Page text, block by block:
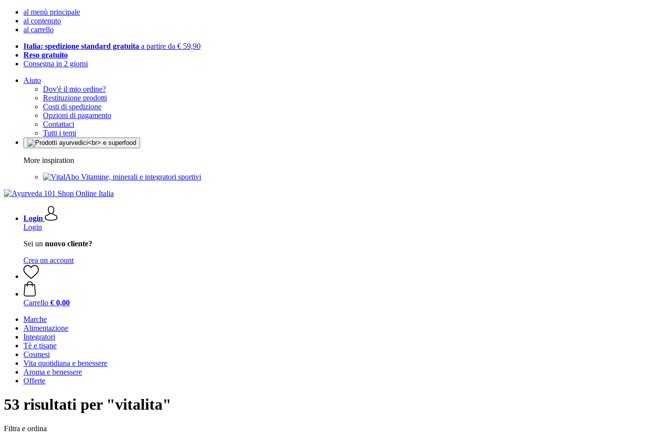
al menù principale
al contenuto
al carrello
Italia: spedizione standard gratuita a partire da € 59,90
Reso gratuito
Consegna in 2 giorni
Aiuto
Dov'è il mio ordine?
Restituzione prodotti
Costi di spedizione
Opzioni di pagamento
Contattaci
Tutti i temi
More inspiration
Vitamine, minerali e integratori sportivi
Login
Login
Sei un nuovo cliente?
Crea un account
Carrello € 0,00
Marche
Alimentazione
Integratori
Tè e tisane
Cosmesi
Vita quotidiana e benessere
Aroma e benessere
Offerte
53 risultati per "vitalita"
Filtra e ordina